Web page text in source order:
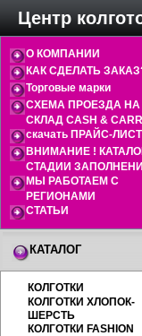
Центр
О КОМПАНИИ
КАК СДЕЛАТЬ
Торговые марки
СХЕМА ПРОЕЗДА НА
СКЛАД CASH &
скачать ПРАЙС-ЛИСТ
ВНИМАНИЕ !
СТАДИИ
МЫ РАБОТАЕМ С
РЕГИОНАМИ
СТАТЬИ
КАТАЛОГ
КОЛГОТКИ
КОЛГОТКИ ХЛОПОК-
ШЕРСТЬ
КОЛГОТКИ FASHION